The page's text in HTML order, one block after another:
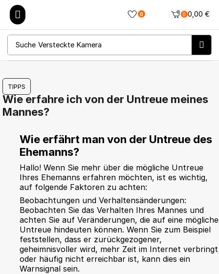
0 0 0,00 €
Suche Versteckte Kamera
TIPPS
Wie erfahre ich von der Untreue meines
Mannes?
Wie erfährt man von der Untreue des
Ehemanns?
Hallo! Wenn Sie mehr über die mögliche Untreue
Ihres Ehemanns erfahren möchten, ist es wichtig,
auf folgende Faktoren zu achten:
Beobachtungen und Verhaltensänderungen:
Beobachten Sie das Verhalten Ihres Mannes und
achten Sie auf Veränderungen, die auf eine mögliche
Untreue hindeuten können. Wenn Sie zum Beispiel
feststellen, dass er zurückgezogener,
geheimnisvoller wird, mehr Zeit im Internet verbringt
oder häufig nicht erreichbar ist, kann dies ein
Warnsignal sein.